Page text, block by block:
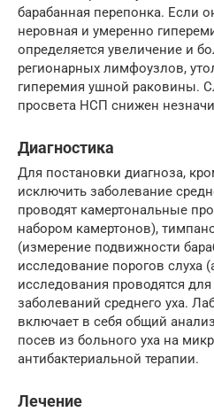
барабанная перепонка. Если
неровная и умеренно
определяется увеличение и
регионарных лимфоузлов,
гиперемия ушной раковины.
просвета НСП снижен
Диагностика
Для постановки диагноза,
исключить заболевание
проводят камертональные
набором камертонов),
(измерение подвижности
исследование порогов слуха
исследования проводятся
заболеваний среднего уха.
включает в себя общий
посев из больного уха на
антибактериальной терапии.
Лечение